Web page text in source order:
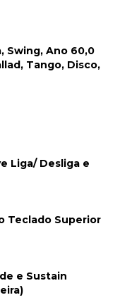
Swing, Ano 60,0
Tango, Disco,
Liga/ Desliga e
Teclado Superior
e Sustain